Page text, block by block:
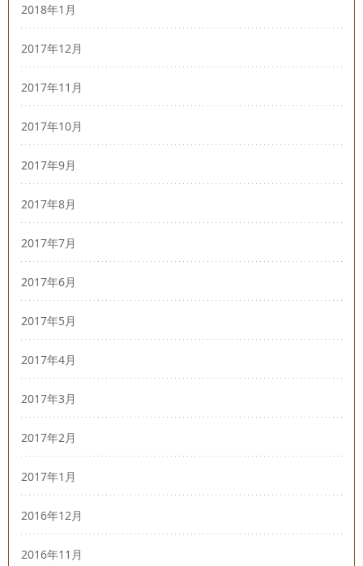
2018年1月
2017年12月
2017年11月
2017年10月
2017年9月
2017年8月
2017年7月
2017年6月
2017年5月
2017年4月
2017年3月
2017年2月
2017年1月
2016年12月
2016年11月